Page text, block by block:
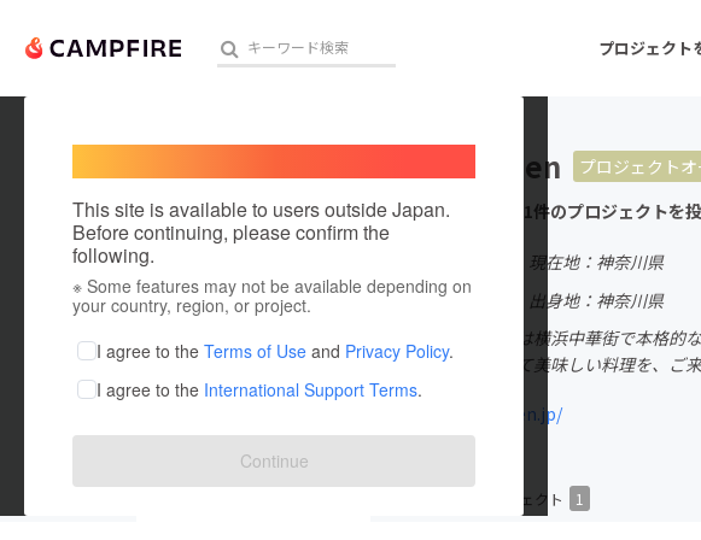
プロジェクト
人気のプロジェクト 注目のリターン 注目の
アート・写真 音楽
テクノロジー・ガジェット
ゲーム・サー
映像・映画
ビジネス・起業
まちづくり・地域活性化
This site is available to users outside Japan.
Before continuing, please confirm the
following.
※ Some features may not be available depending on
your country, region, or project.
I agree to the Terms of Use and Privacy Policy.
I agree to the International Support Terms.
Continue
fukumaen
プロジェクトオ
これまでに1件のプロジェクトを
現在地：神奈川県
出身国：日本
出身地：神奈川県
福満園・新館は横浜中華街で本格
ェフを招聘して美味しい料理を、ご
fukumanen.jp/
プロジェクト 1